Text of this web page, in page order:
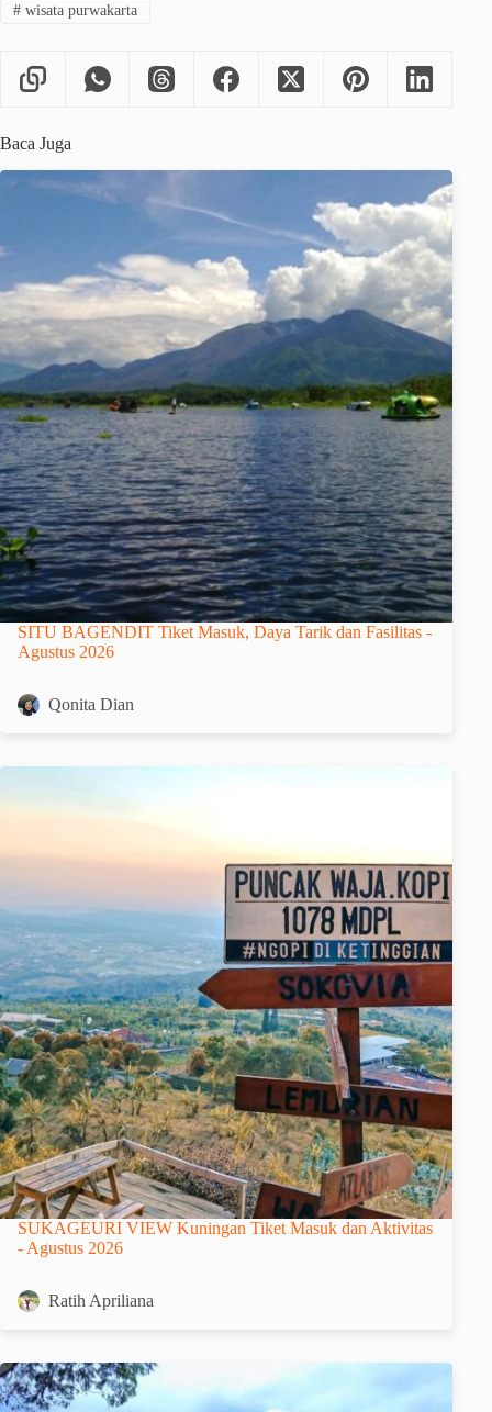
#wisata purwakarta
Baca Juga
SITU BAGENDIT Tiket Masuk, Daya Tarik dan Fasilitas -
Agustus 2026
Qonita Dian
SUKAGEURI VIEW Kuningan Tiket Masuk dan Aktivitas
- Agustus 2026
Ratih Apriliana